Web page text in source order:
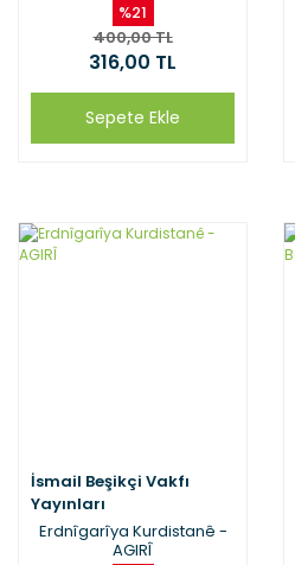
%21
400,00 TL
316,00 TL
Sepete Ekle
İsmail Beşikçi Vakfı
Yayınları
Erdnîgarîya Kurdistanê -
AGIRÎ